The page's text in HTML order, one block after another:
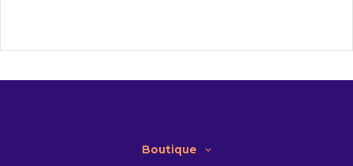
Boutique